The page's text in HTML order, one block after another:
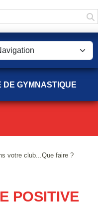
DE GYMNASTIQUE
votre club...Que faire ?
POSITIVE